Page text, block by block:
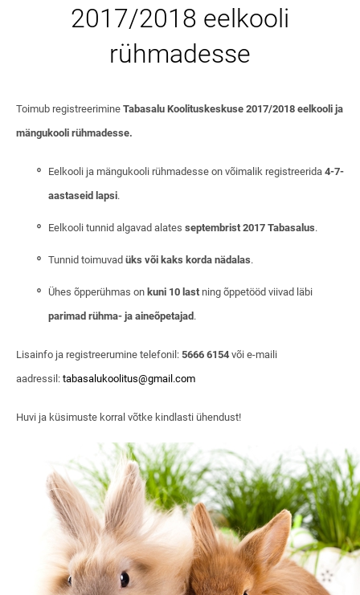
2017/2018 eelkooli
rühmadesse
Toimub registreerimine Tabasalu Koolituskeskuse 2017/2018 eelkooli ja
mängukooli rühmadesse.
Eelkooli ja mängukooli rühmadesse on võimalik registreerida 4-7-
aastaseid lapsi.
Eelkooli tunnid algavad alates septembrist 2017 Tabasalus.
Tunnid toimuvad üks või kaks korda nädalas.
Ühes õpperühmas on kuni 10 last ning õppetööd viivad läbi
parimad rühma- ja aineõpetajad .
Lisainfo ja registreerumine telefonil: 5666 6154 või e-maili
aadressil: tabasalukoolitus@gmail.com
Huvi ja küsimuste korral võtke kindlasti ühendust!